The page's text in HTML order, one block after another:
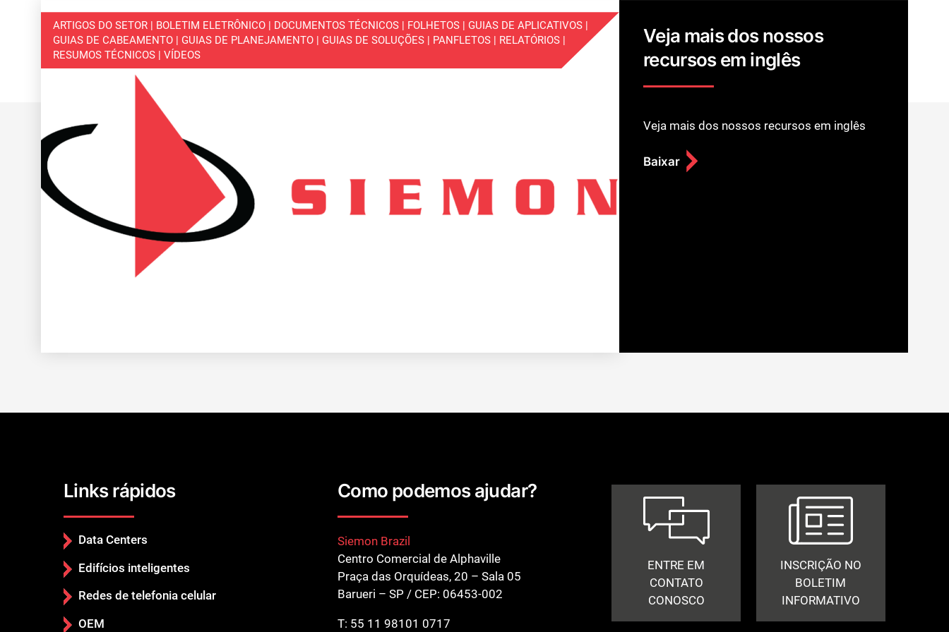
ARTIGOS DO SETOR | BOLETIM ELETRÔNICO | DOCUMENTOS TÉCNICOS | FOLHETOS | GUIAS DE APLICATIVOS |
GUIAS DE CABEAMENTO | GUIAS DE PLANEJAMENTO | GUIAS DE SOLUÇÕES | PANFLETOS | RELATÓRIOS |
RESUMOS TÉCNICOS | VÍDEOS
Veja mais dos nossos
recursos em inglês
Veja mais dos nossos recursos em inglês
Baixar
Links rápidos
Data Centers
Edifícios inteligentes
Redes de telefonia celular
OEM
Como podemos ajudar?
Siemon Brazil
Centro Comercial de Alphaville
Praça das Orquídeas, 20 – Sala 05
Barueri – SP / CEP: 06453-002
T: 55 11 98101 0717
ENTRE EM
CONTATO
CONOSCO
INSCRIÇÃO NO
BOLETIM
INFORMATIVO